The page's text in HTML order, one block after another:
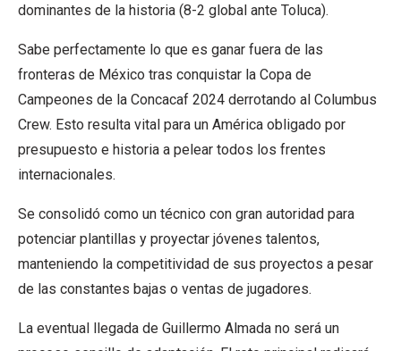
dominantes de la historia (8-2 global ante Toluca).
Sabe perfectamente lo que es ganar fuera de las
fronteras de México tras conquistar la Copa de
Campeones de la Concacaf 2024 derrotando al Columbus
Crew. Esto resulta vital para un América obligado por
presupuesto e historia a pelear todos los frentes
internacionales.
Se consolidó como un técnico con gran autoridad para
potenciar plantillas y proyectar jóvenes talentos,
manteniendo la competitividad de sus proyectos a pesar
de las constantes bajas o ventas de jugadores.
La eventual llegada de Guillermo Almada no será un